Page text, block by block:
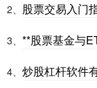
2、 股票交易入门
3、 **股票基金与
4、 炒股杠杆软件